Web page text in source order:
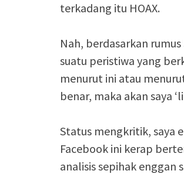
terkadang itu HOAX.
Nah, berdasarkan
suatu peristiwa yang
menurut ini atau
benar, maka akan saya
Status mengkritik, saya
Facebook ini kerap
analisis sepihak enggan